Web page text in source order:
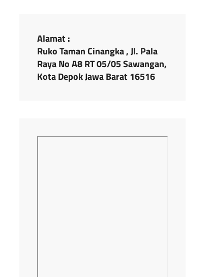
Alamat :
Ruko Taman Cinangka , Jl. Pala
Raya No A8 RT 05/05 Sawangan,
Kota Depok Jawa Barat 16516